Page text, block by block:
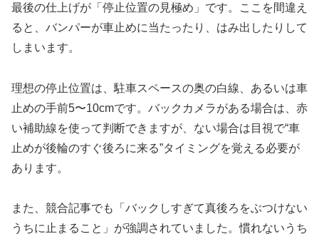
最後の仕上げが「停止位置の見極め」です。ここを間違え
ると、バンパーが車止めに当たったり、はみ出したりして
しまいます。
理想の停止位置は、駐車スペースの奥の白線、あるいは車
止めの手前5〜10cmです。バックカメラがある場合は、赤
い補助線を使って判断できますが、ない場合は目視で“車
止めが後輪のすぐ後ろに来る”タイミングを覚える必要が
あります。
また、競合記事でも「バックしすぎて真後ろをぶつけない
うちに止まること」が強調されていました。慣れないうち